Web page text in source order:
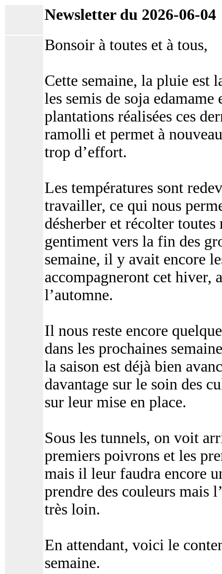
Newsletter du 2026-06-04
Bonsoir à toutes et à tous,
Cette semaine, la pluie est
les semis de soja
plantations réalisées ces
ramolli et permet à
trop d’effort.
Les températures sont
travailler, ce qui nous
désherber et récolter
gentiment vers la fin des
semaine, il y avait encore
accompagneront cet hiver,
l’automne.
Il nous reste encore
dans les prochaines
la saison est déjà bien
davantage sur le soin des
sur leur mise en place.
Sous les tunnels, on voit
premiers poivrons et les
mais il leur faudra encore
prendre des couleurs mais
très loin.
En attendant, voici le
semaine.